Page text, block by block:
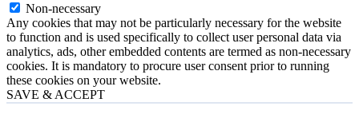
Non-necessary
Any cookies that may not be particularly necessary for the website
to function and is used specifically to collect user personal data via
analytics, ads, other embedded contents are termed as non-necessary
cookies. It is mandatory to procure user consent prior to running
these cookies on your website.
SAVE & ACCEPT